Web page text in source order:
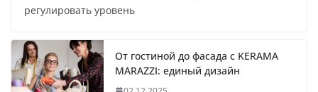
регулировать уровень
От гостиной до фасада с KERAMA
MARAZZI: единый дизайн